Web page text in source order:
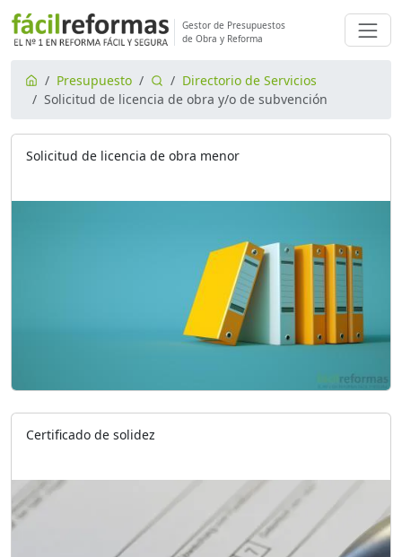
Gestor de Presupuestos
de Obra y Reforma
Presupuesto
Directorio de Servicios
Solicitud de licencia de obra y/o de subvención
Solicitud de licencia de obra menor
Certificado de solidez